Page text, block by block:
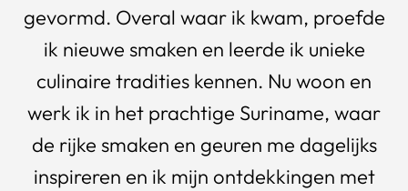
gevormd. Overal waar ik kwam, proefde
ik nieuwe smaken en leerde ik unieke
culinaire tradities kennen. Nu woon en
werk ik in het prachtige Suriname, waar
de rijke smaken en geuren me dagelijks
inspireren en ik mijn ontdekkingen met